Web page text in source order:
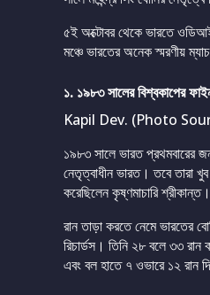
৫ই অক্টোবর থেকে ভারতে
মঞ্চে ভারতের অনেক স্মরণীয়
১. ১৯৮৩ সালের বিশ্বকাপের
Kapil Dev. (Photo
১৯৮৩ সালে ভারত প্রথমবারের
নেতৃত্বাধীন ভারত। তবে তারা
করেছিলেন কৃষ্ণমাচারি
রান তাড়া করতে নেমে ভারতের
রিচার্ডস। তিনি ২৮ বলে ৩৩ রান
এবং বল হাতে ৭ ওভারে ১২ রান